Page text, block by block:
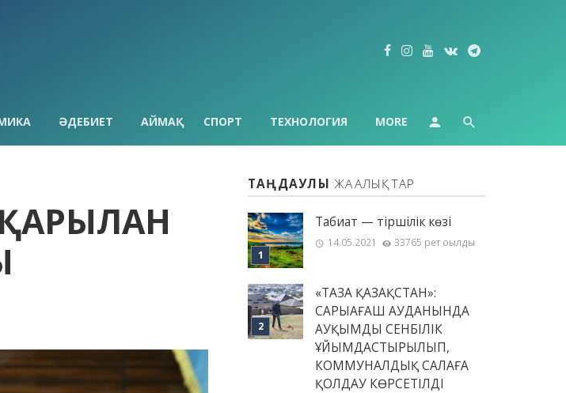
ӘДЕБИЕТ АЙМАҚ СПОРТ ТЕХНОЛОГИЯ MORE
ТАҢДАУЛЫ ЖАҢАЛЫҚТАР
Табиғат — тіршілік көзі
14.05.2021 33765 рет оқылды
«ТАЗА ҚАЗАҚСТАН»:
САРЫАҒАШ АУДАНЫНДА
АУҚЫМДЫ СЕНБІЛІК
ҰЙЫМДАСТЫРЫЛЫП,
КОММУНАЛДЫҚ САЛАҒА
ҚОЛДАУ КӨРСЕТІЛДІ